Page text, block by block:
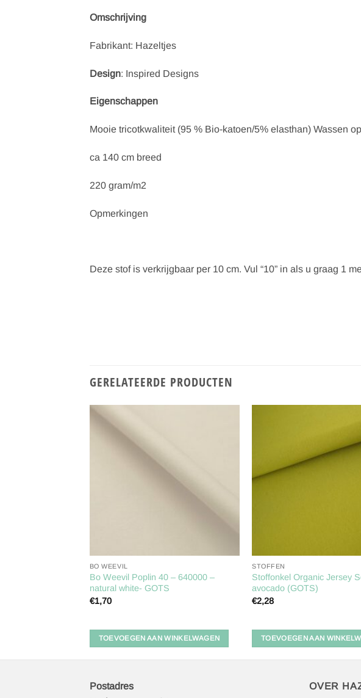
Omschrijving
Fabrikant: Hazeltjes
Design: Inspired Designs
Eigenschappen
Mooie tricotkwaliteit (95 % Bio-katoen/5% elasthan) Wassen
ca 140 cm breed
220 gram/m2
Opmerkingen
Deze stof is verkrijgbaar per 10 cm. Vul “10” in als u graag 1
GERELATEERDE PRODUCTEN
BO WEEVIL
Bo Weevil Poplin 40 – 640000 –
natural white- GOTS
€1,70
TOEVOEGEN AAN WINKELWAGEN
STOFFEN
Stoffonkel Organic Jersey
avocado (GOTS)
€2,28
TOEVOEGEN AAN
Postadres
OVER